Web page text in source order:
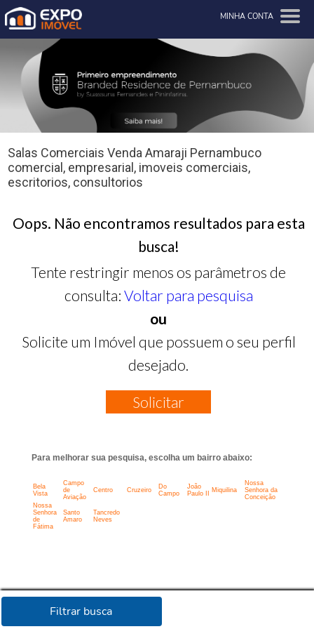
MINHA CONTA
Filtrar busca
Salas Comerciais Venda Amaraji Pernambuco
comercial, empresarial, imoveis comerciais,
escritorios, consultorios
Oops. Não encontramos resultados para esta
busca!
Tente restringir menos os parâmetros de
consulta: Voltar para pesquisa
ou
Solicite um Imóvel que possuem o seu perfil
desejado.
Solicitar
Para melhorar sua pesquisa, escolha um bairro abaixo:
Bela
Vista
Campo
de
Aviação
Centro Cruzeiro
Do
Campo
João
Paulo II
Miquilina
Nossa
Senhora da
Conceição
Nossa
Senhora
de
Fátima
Santo
Amaro
Tancredo
Neves